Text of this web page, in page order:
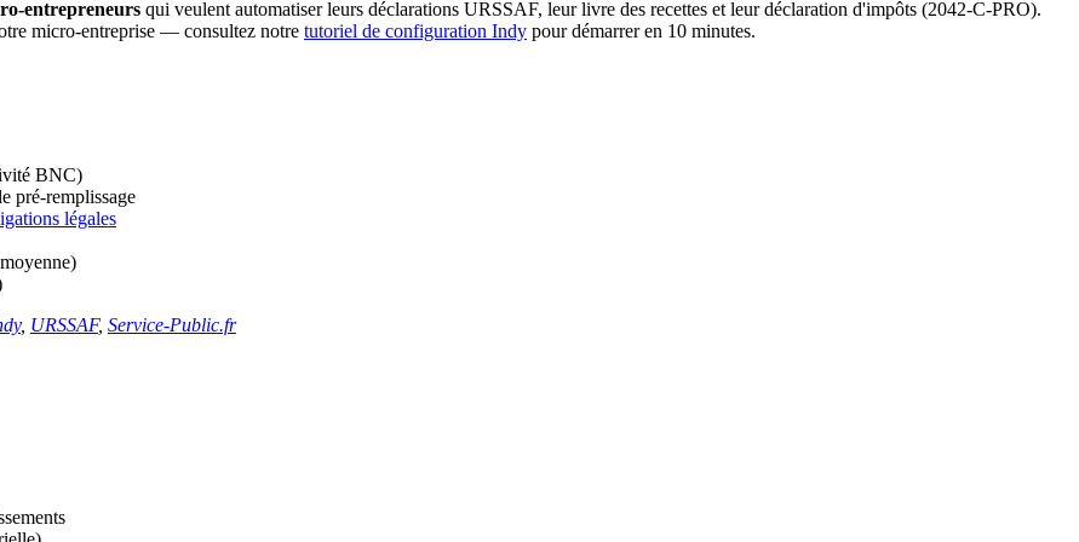
entrepreneurs qui veulent automatiser leurs déclarations URSSAF, leur livre des recettes et leur déclaration d'impôts (2042-C-PRO).
micro-entreprise — consultez notre tutoriel de configuration Indy pour démarrer en 10 minutes.
BNC)
pré-remplissage
légales
, URSSAF, Service-Public.fr